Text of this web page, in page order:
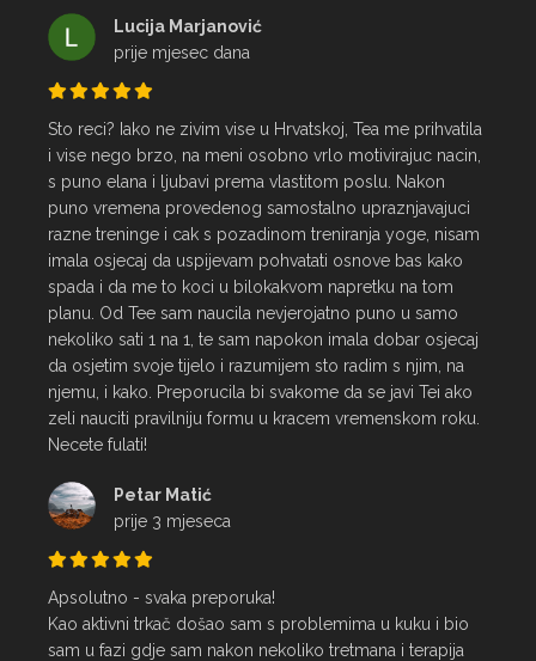
Lucija Marjanović
prije mjesec dana
Sto reci? Iako ne zivim vise u Hrvatskoj, Tea me prihvatila
i vise nego brzo, na meni osobno vrlo motivirajuc nacin,
s puno elana i ljubavi prema vlastitom poslu. Nakon
puno vremena provedenog samostalno upraznjavajuci
razne treninge i cak s pozadinom treniranja yoge, nisam
imala osjecaj da uspijevam pohvatati osnove bas kako
spada i da me to koci u bilokakvom napretku na tom
planu. Od Tee sam naucila nevjerojatno puno u samo
nekoliko sati 1 na 1, te sam napokon imala dobar osjecaj
da osjetim svoje tijelo i razumijem sto radim s njim, na
njemu, i kako. Preporucila bi svakome da se javi Tei ako
zeli nauciti pravilniju formu u kracem vremenskom roku.
Necete fulati!
Petar Matić
prije 3 mjeseca
Apsolutno - svaka preporuka!
Kao aktivni trkač došao sam s problemima u kuku i bio
sam u fazi gdje sam nakon nekoliko tretmana i terapija